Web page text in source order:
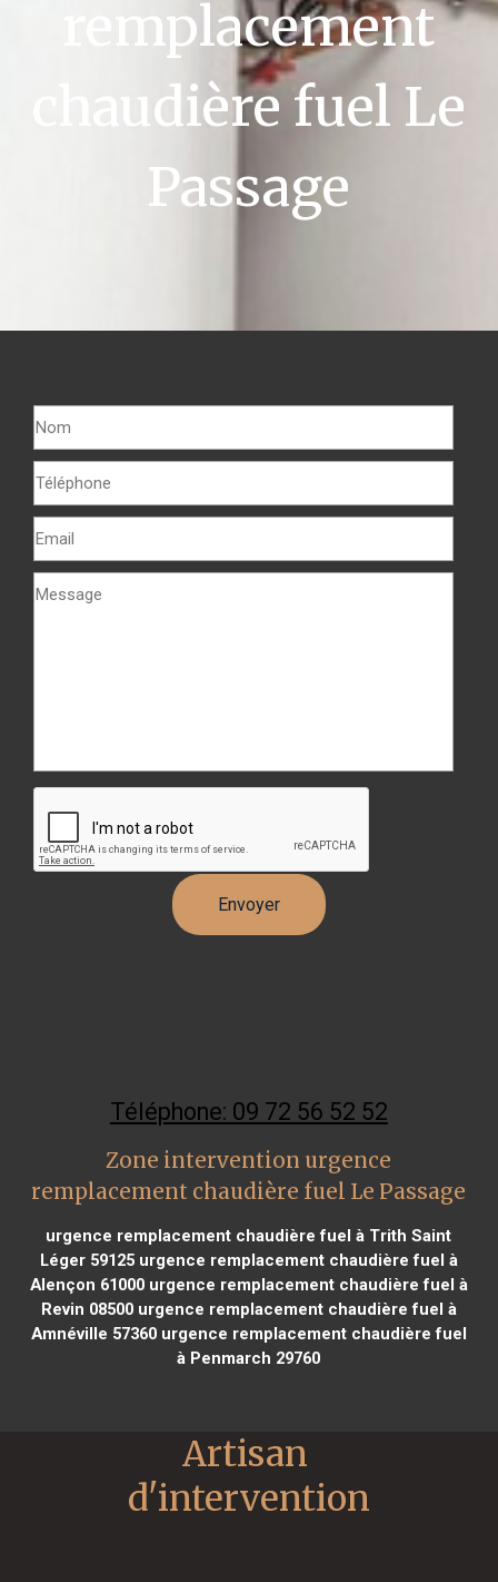
remplacement
chaudière fuel Le
Passage
Téléphone: 09 72 56 52 52
Zone intervention urgence
remplacement chaudière fuel Le Passage
urgence remplacement chaudière fuel à Trith Saint
Léger 59125urgence remplacement chaudière fuel à
Alençon 61000urgence remplacement chaudière fuel à
Revin 08500urgence remplacement chaudière fuel à
Amnéville 57360urgence remplacement chaudière fuel
à Penmarch 29760
Artisan
d'intervention